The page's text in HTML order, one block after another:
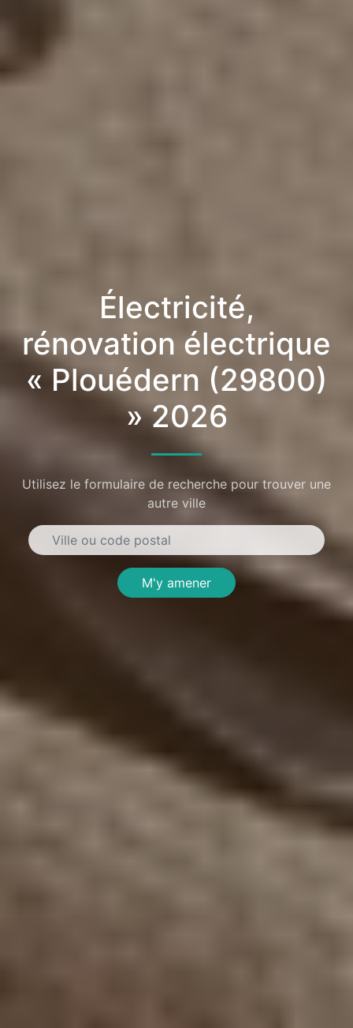
Électricité,
rénovation électrique
« Plouédern (29800)
» 2026
Utilisez le formulaire de recherche pour trouver une
autre ville
M'y amener